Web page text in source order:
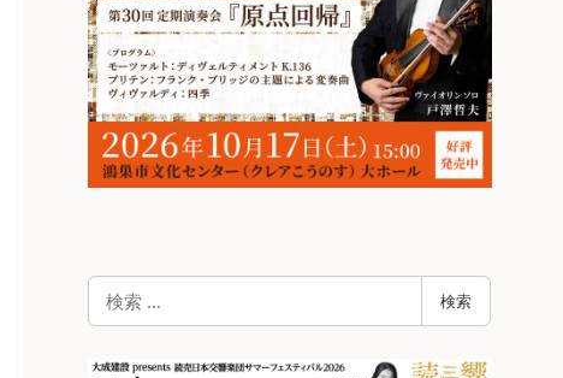
検
索
検索